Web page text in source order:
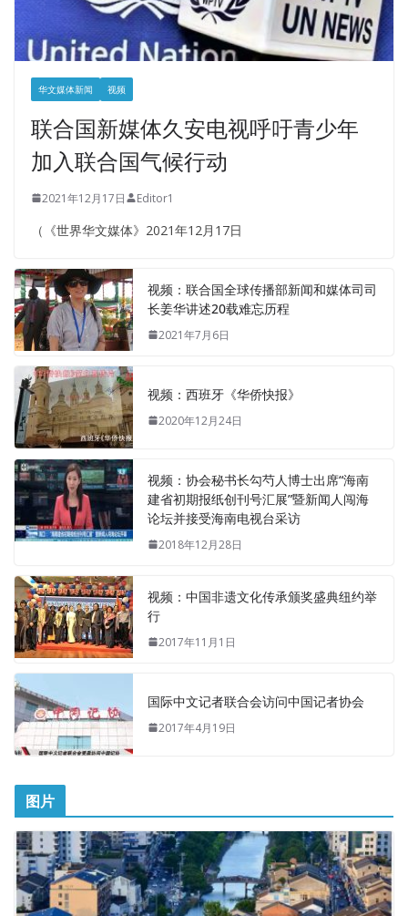
华文媒体新闻 视频
联合国新媒体久安电视呼吁青少年
加入联合国气候行动
2021年12月17日 Editor1
（《世界华文媒体》2021年12月17日
视频：联合国全球传播部新闻和媒体司司
长姜华讲述20载难忘历程
2021年7月6日
视频：西班牙《华侨快报》
2020年12月24日
视频：协会秘书长勾芍人博士出席“海南
建省初期报纸创刊号汇展”暨新闻人闯海
论坛并接受海南电视台采访
2018年12月28日
视频：中国非遗文化传承颁奖盛典纽约举
行
2017年11月1日
国际中文记者联合会访问中国记者协会
2017年4月19日
图片